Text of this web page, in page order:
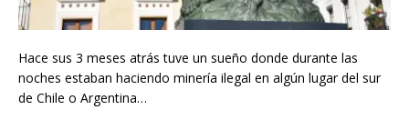
❅ ❅
❅
❅
Hace sus 3 meses atrás tuve un sueño donde durante las
noches estaban haciendo minería ilegal en algún lugar del sur
de Chile o Argentina…